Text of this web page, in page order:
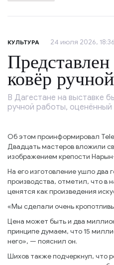
КУЛЬТУРА 24 июля 2026, 18:36
ковёр
В Дагестане на выставке
ручной работы, оценённый
Об этом проинформировал
Двадцать мастеров вложили
изображением крепости
На его изготовление ушло два
производства, отметил, что в
ценятся как произведения
«Мы сделали очень
Цена может быть и два
принципе думаем, что 15
него», — пояснил он.
Шихов также подчеркнул, что